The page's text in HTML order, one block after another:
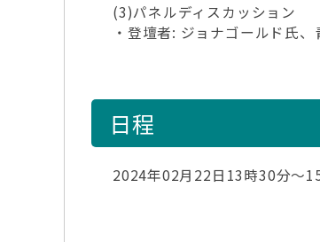
(3)パネルディスカッション
・登壇者: ジョナゴールド氏
日程
2024年02月22日13時30分～